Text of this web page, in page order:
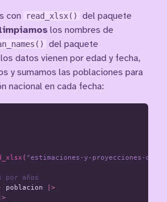
con read_xlsx() del paquete
limpiamos los nombres de
del paquete
datos vienen por edad y fecha,
y sumamos las poblaciones para
nacional en cada fecha:
( "estimaciones-y-proyecciones-de-
por años
poblacion
|>